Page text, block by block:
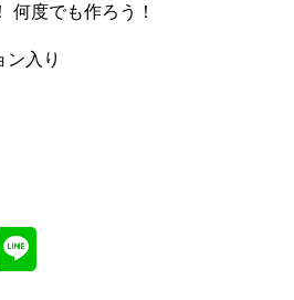
度でも作ろう！
入り